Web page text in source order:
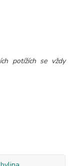
potížích se vždy